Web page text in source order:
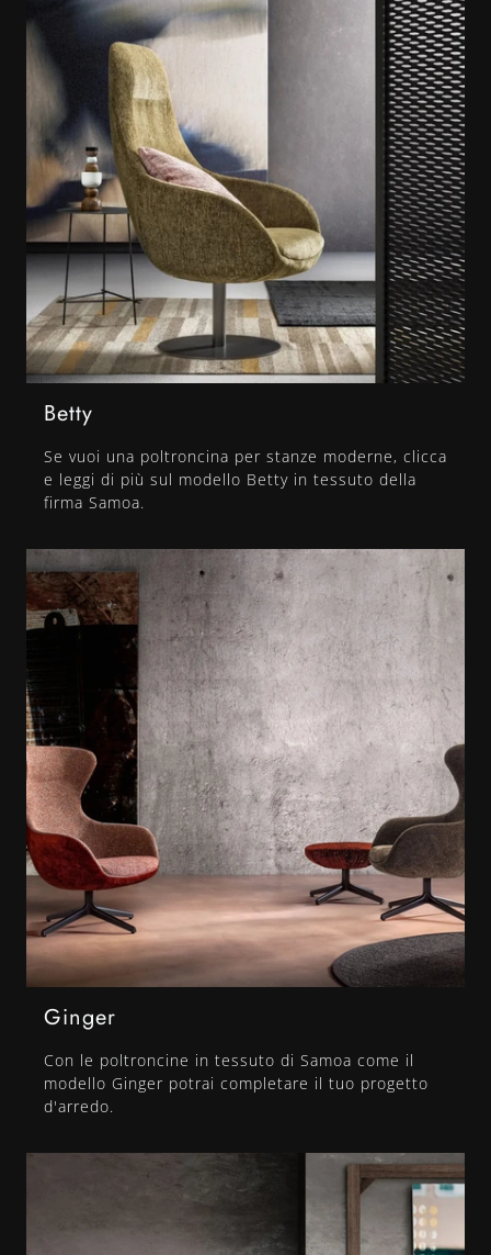
Betty
Se vuoi una poltroncina per stanze moderne, clicca
e leggi di più sul modello Betty in tessuto della
firma Samoa.
Ginger
Con le poltroncine in tessuto di Samoa come il
modello Ginger potrai completare il tuo progetto
d'arredo.